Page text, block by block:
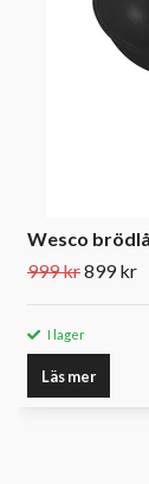
Wesco
999 kr899 kr
I lager
Läs mer